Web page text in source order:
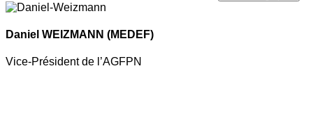
Daniel WEIZMANN (MEDEF)
Vice-Président de l’AGFPN